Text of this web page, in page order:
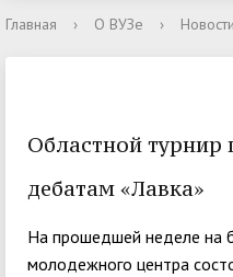
Главная › О ВУЗе › Новости
Областной
дебатам «Лавка»
На прошедшей неделе на
молодежного центра